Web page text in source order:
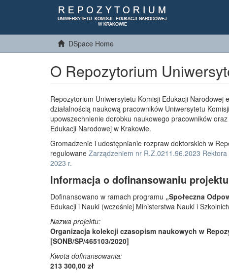
DSpace Home
O Repozytorium
Repozytorium Uniwersytetu Komisji Edukacji
działalnością naukową pracowników Uniwersytetu
upowszechnienie dorobku naukowego pracowników
Edukacji Narodowej w Krakowie.
Gromadzenie i udostępnianie rozpraw doktorskich w
regulowane Zarządzeniem nr R.Z.0211.96.2023
2023 r.
Informacja o dofinansowaniu projektu
Dofinansowano w ramach programu „Społeczna
Edukacji i Nauki (wcześniej Ministerstwa Nauki i
Nazwa projektu:
Organizacja kolekcji czasopism naukowych w
[SONB/SP/465103/2020]
Kwota dofinansowania:
213 300,00 zł